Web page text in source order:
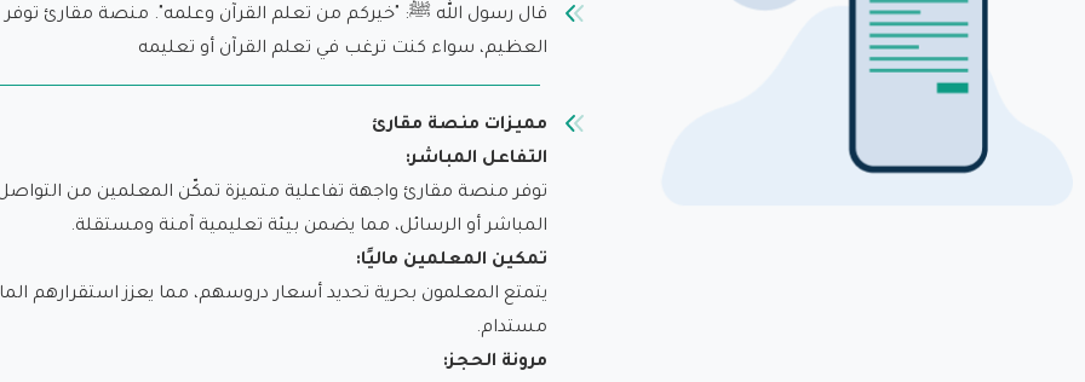
قال رسول الله ﷺ: "خيركم من تعلم القرآن وعلمه". منصة مقارئ
العظيم، سواء كنت ترغب في تعلم القرآن أو تعليمه
مميزات منصة مقارئ
التفاعل المباشر:
توفر منصة مقارئ واجهة تفاعلية متميزة تمكّن المعلمين من
المباشر أو الرسائل، مما يضمن بيئة تعليمية آمنة ومستقلة.
تمكين المعلمين ماليًا:
يتمتع المعلمون بحرية تحديد أسعار دروسهم، مما يعزز استقرارهم
مستدام.
مرونة الحجز: